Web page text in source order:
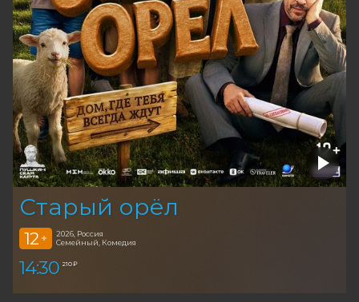
Старый орёл
12 +
2026, Россия
Семейный, Комедия
14:30 210 ₽